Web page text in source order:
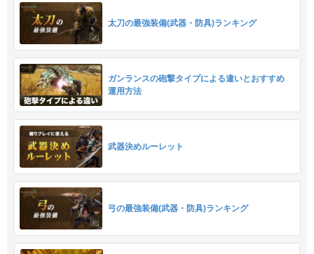
太刀の最強装備(武器・防具)ランキング
ガンランスの砲撃タイプによる違いとおすすめ
運用方法
武器決めルーレット
弓の最強装備(武器・防具)ランキング